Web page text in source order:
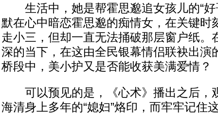
生活中，她是帮霍思邈追女孩儿的“好
默在心中暗恋霍思邈的痴情女，在关键时
走小三，但却一直无法捅破那层窗户纸。
深的当下，在这由全民银幕情侣联袂出演
桥段中，美小护又是否能收获美满爱情？
可以预见的是，《心术》播出之后，
海清身上多年的“媳妇”烙印，而牢牢记住